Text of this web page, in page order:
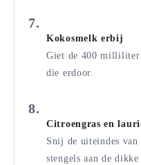
Kokosmelk erbij
Giet de 400 milliliter
die erdoor.
Citroengras en
Snij de uiteindes
stengels aan de